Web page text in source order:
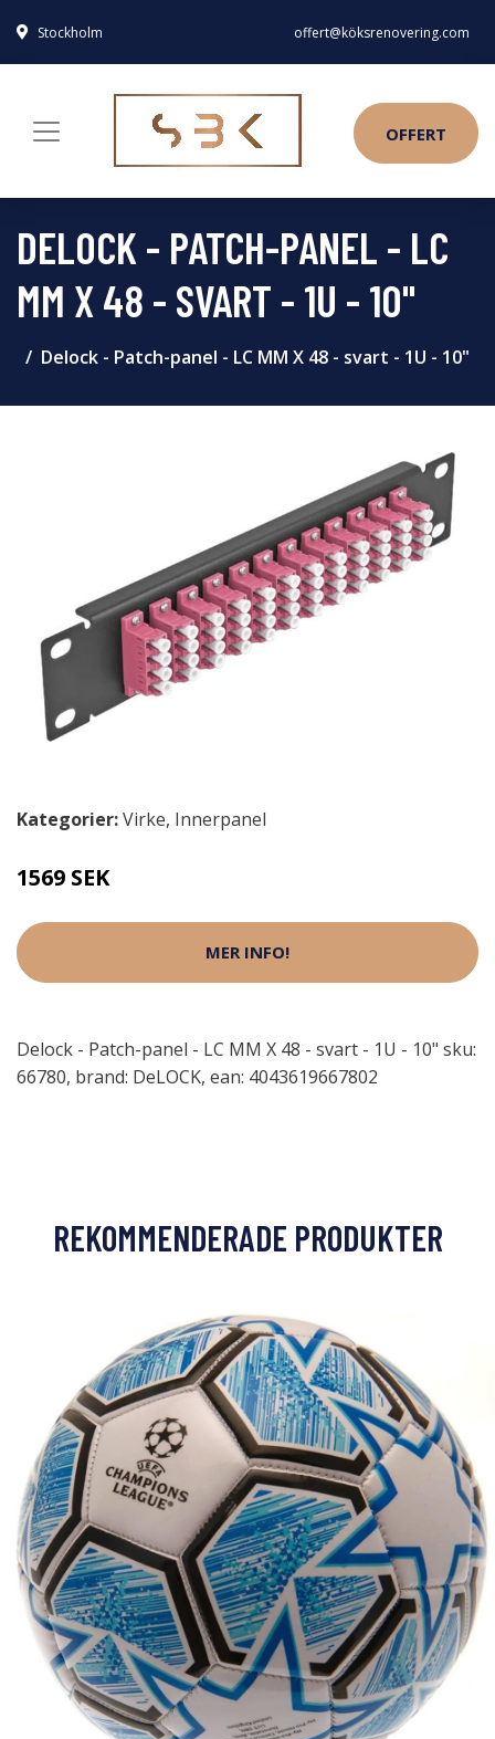
Stockholm offert@köksrenovering.com
OFFERT
DELOCK - PATCH-PANEL - LC
MM X 48 - SVART - 1U - 10"
Delock - Patch-panel - LC MM X 48 - svart - 1U - 10"
Kategorier:Virke, Innerpanel
1569 SEK
MER INFO!
Delock - Patch-panel - LC MM X 48 - svart - 1U - 10" sku:
66780, brand: DeLOCK, ean: 4043619667802
REKOMMENDERADE PRODUKTER